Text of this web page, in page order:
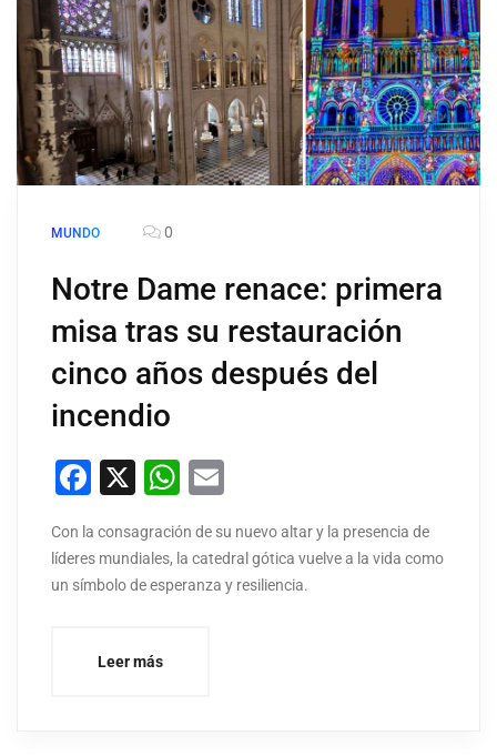
MUNDO 0
Notre Dame renace: primera
misa tras su restauración
cinco años después del
incendio
Facebook
X WhatsApp
Con la consagración de su nuevo altar y la presencia de
líderes mundiales, la catedral gótica vuelve a la vida como
un símbolo de esperanza y resiliencia.
Leer más